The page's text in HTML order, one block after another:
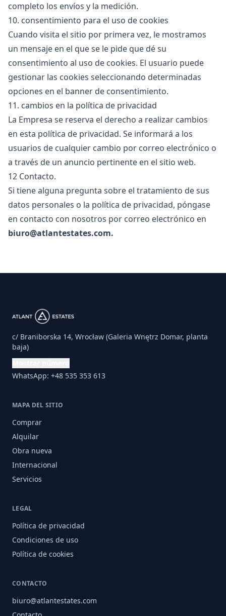
completo los envíos y la medición.
10. consentimiento para el uso de cookies
Cuando visita el sitio por primera vez, le mostramos
un mensaje en el que se le pide que dé su
consentimiento al uso de cookies. El usuario puede
gestionar las cookies seleccionando determinadas
opciones en el banner de consentimiento.
11. cambios en la política de privacidad
La Empresa se reserva el derecho a realizar cambios
en esta política de privacidad. Se informará a los
usuarios de cualquier cambio por correo electrónico o
a través de un anuncio pertinente en el sitio web.
12 Contacto.
Si tiene alguna pregunta sobre el tratamiento de sus
datos personales o la política de privacidad, póngase
en contacto con nosotros por correo electrónico en
biuro@atlantestates.com.
c/ Braniborska 14, Wrocław (Galeria Wnętrz Domar, planta
baja)
WhatsApp: +48 535 353 613
MAPA DEL SITIO
Comprar
Alquilar
Obra nueva
Internacional
Servicios
LEGAL
Política de privacidad
Condiciones de uso
Política de cookies
CONTACTO
biuro@atlantestates.com